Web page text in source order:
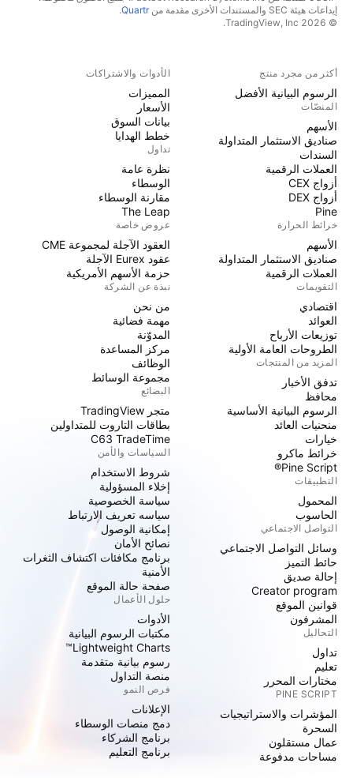
إيداعات هيئة SEC والمستندات الأخرى مقدمة من
Quartr
.
© 2026 TradingView, Inc.
أكثر من مجرد منتج
الرسوم البيانية الأفضل
المنصّات
الأسهم
صناديق الاستثمار المتداولة
السندات
العملات الرقمية
أزواج CEX
أزواج DEX
Pine
خرائط الحرارة
الأسهم
صناديق الاستثمار المتداولة
العملات الرقمية
التقويمات
اقتصادي
العوائد
توزيعات الأرباح
الطروحات العامة الأولية
المزيد من المنتجات
تدفق الأخبار
محافظ
الرسوم البيانية الأساسية
منحنيات العائد
خيارات
خرائط ماكرو
Pine Script®
التطبيقات
المحمول
الحاسوب
التواصل الاجتماعي
وسائل التواصل الاجتماعي
حائط التميز
إحالة صديق
Creator program
قوانين الموقع
المشرفون
التحاليل
تداول
تعليم
مختارات المحرر
PINE SCRIPT
المؤشرات والاستراتيجيات
السحرة
عمال مستقلون
مساحات مدفوعة
الأدوات والاشتراكات
المميزات
الأسعار
بيانات السوق
خطط الهدايا
تداول
نظرة عامة
الوسطاء
مقارنة الوسطاء
The Leap
عروض خاصة
العقود الآجلة لمجموعة CME
عقود Eurex الآجلة
حزمة الأسهم الأمريكية
نبذة عن الشركة
من نحن
مهمة فضائية
المدوّنة
مركز المساعدة
الوظائف
مجموعة الوسائط
البضائع
متجر TradingView
بطاقات التاروت للمتداولين
C63 TradeTime
السياسات والأمن
شروط الاستخدام
إخلاء المسؤولية
سياسة الخصوصية
سياسه تعريف الارتباط
إمكانية الوصول
نصائح الأمان
برنامج مكافئات اكتشاف الثغرات
الأمنية
صفحة حالة الموقع
حلول الأعمال
الأدوات
مكتبات الرسوم البيانية
Lightweight Charts™
رسوم بيانية متقدمة
منصة التداول
فرص النمو
الإعلانات
دمج منصات الوسطاء
برنامج الشركاء
برنامج التعليم